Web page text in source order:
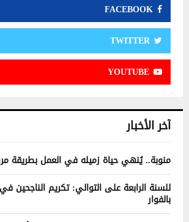
FACEBOOK
TWITTER
YOUTUBE
آخر الأخبار
منوبة.. يُنهي حياة زميله في العمل بطريقة
للسنة الرابعة على التوالي: تكريم الناجحين في
بالفوار